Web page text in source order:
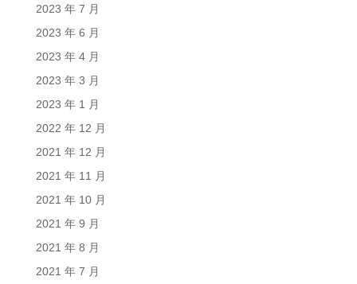
2023 年 7 月
2023 年 6 月
2023 年 4 月
2023 年 3 月
2023 年 1 月
2022 年 12 月
2021 年 12 月
2021 年 11 月
2021 年 10 月
2021 年 9 月
2021 年 8 月
2021 年 7 月